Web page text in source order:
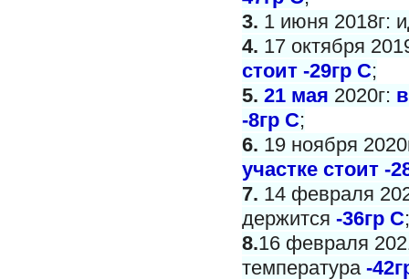
3. 1 июня 2018г:
4. 17 октября
стоит -29гр С;
5. 21 мая 2020г:
-8гр С;
6. 19 ноября
участке стоит -
7. 14 февраля
держится -36гр С;
8.16 февраля
температура -